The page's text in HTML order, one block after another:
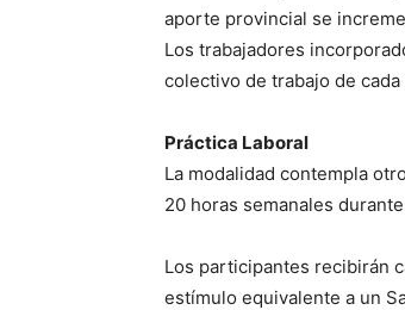
aporte provincial se
Los trabajadores
colectivo de trabajo de cada
Práctica Laboral
La modalidad contempla
20 horas semanales
Los participantes recibirán
estímulo equivalente a un